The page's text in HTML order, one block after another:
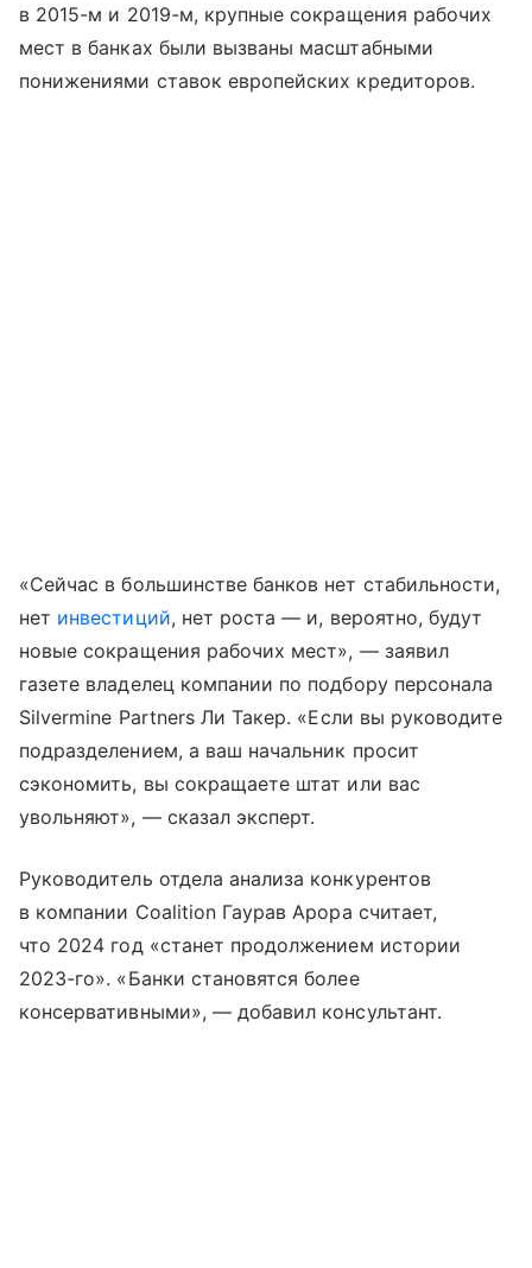
в 2015-м и 2019-м, крупные сокращения рабочих
мест в банках были вызваны масштабными
понижениями ставок европейских кредиторов.
«Сейчас в большинстве банков нет стабильности,
нет инвестиций, нет роста — и, вероятно, будут
новые сокращения рабочих мест», — заявил
газете владелец компании по подбору персонала
Silvermine Partners Ли Такер. «Если вы руководите
подразделением, а ваш начальник просит
сэкономить, вы сокращаете штат или вас
увольняют», — сказал эксперт.
Руководитель отдела анализа конкурентов
в компании Coalition Гаурав Арора считает,
что 2024 год «станет продолжением истории
2023-го». «Банки становятся более
консервативными», — добавил консультант.